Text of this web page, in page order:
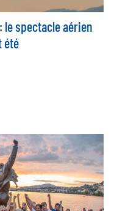
le spectacle aérien
été